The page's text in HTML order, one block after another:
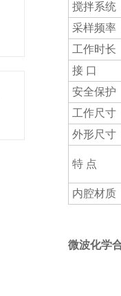
搅拌系统
采样频率
工作时长
接 口
安全保护
工作尺寸
外形尺寸
特 点
内腔材质
微波化学